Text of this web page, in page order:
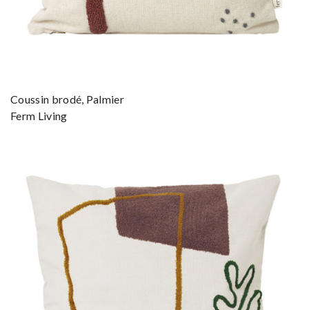
Coussin brodé, Palmier
Ferm Living